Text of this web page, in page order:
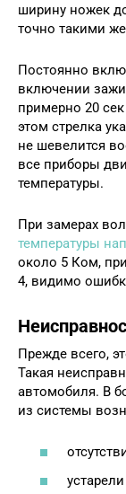
ширину ножек
точно такими
Постоянно
включении
примерно 20
этом стрелка
не шевелится
все приборы
температуры.
При замерах
температуры
около 5 Ком,
4, видимо
Прежде всего,
Такая
автомобиля. В
из системы